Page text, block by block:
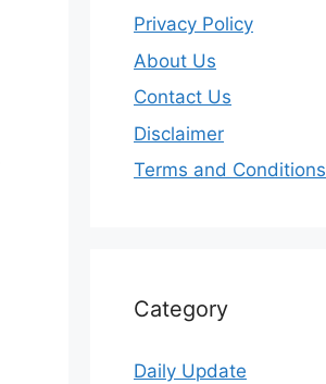
Privacy Policy
About Us
Contact Us
Disclaimer
Terms and Conditions
Category
Daily Update